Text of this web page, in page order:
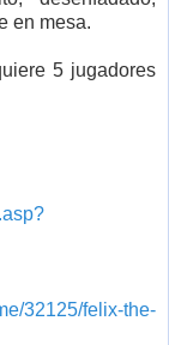
en mesa.
5 jugadores
32125/felix-the-